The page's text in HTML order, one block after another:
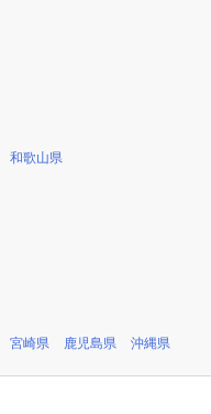
和歌山県
宮崎県 鹿児島県 沖縄県